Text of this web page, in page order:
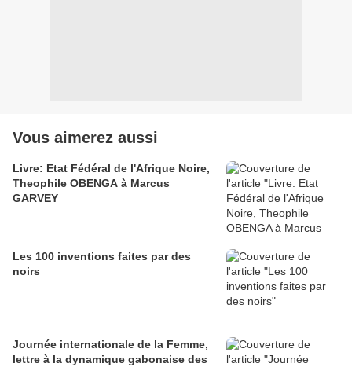
Vous aimerez aussi
Livre: Etat Fédéral de l'Afrique Noire,
Theophile OBENGA à Marcus
GARVEY
Les 100 inventions faites par des
noirs
Journée internationale de la Femme,
lettre à la dynamique gabonaise des